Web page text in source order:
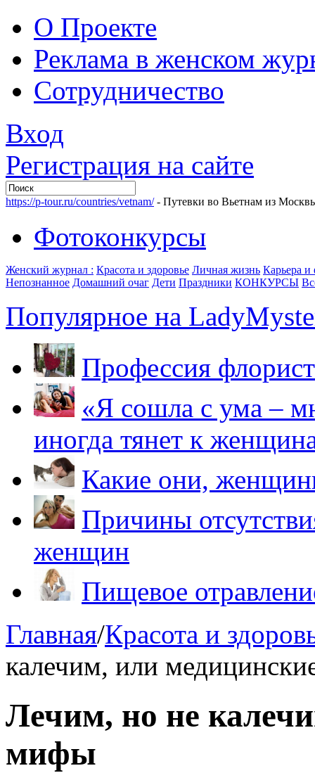
О Проекте
Реклама в женском
Сотрудничество
Вход
Регистрация на сайте
https://p-tour.ru/countries/vetnam/- Путевки во Вьетнам из
Фотоконкурсы
Женский журнал : Красота и здоровье Личная жизнь Карьера
Непознанное Домашний очаг Дети Праздники КОНКУРСЫ
Популярное на
Профессия
«Я сошла с ума –
иногда тянет к
Какие они,
Причины
женщин
Пищевое
Главная/Красота и
калечим, или
Лечим, но не
мифы